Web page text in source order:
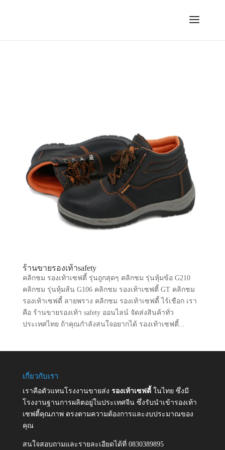
ร้านขายรองเท้าsafety
คลิกชม รองเท้าเซฟตี้ รุ่นถูกสุดๆ คลิกชม รุ่นหุ้มข้อ G210
คลิกชม รุ่นหุ้มส้น G106 คลิกชม รองเท้าเซฟตี้ GT คลิกชม
รองเท้าเซฟตี้ ลายพราง คลิกชม รองเท้าเซฟตี้ ไร้เชือก เรา
คือ ร้านขายรองเท้า safety ออนไลน์ จัดส่งสินค้าทั่ว
ประเทศไทย ถ้าคุณกำลังสนใจอยากได้ รองเท้าเซฟตี้...
เกี่ยวกับเรา
เราคือตัวแทนโรงงานขายส่ง รองเท้าเซฟตี้ ในไทย ซึ่งมี
โรงงานฐานการผลิตอยู่ในประเทศจีน ซึ่งรับนำเข้ารองเท้า
เซฟตี้คุณภาพ ตรงตามความต้องการและงบประมาณของ
คุณ
สนใจสอบถามและรายละเอียดได้ที่ 0830389895